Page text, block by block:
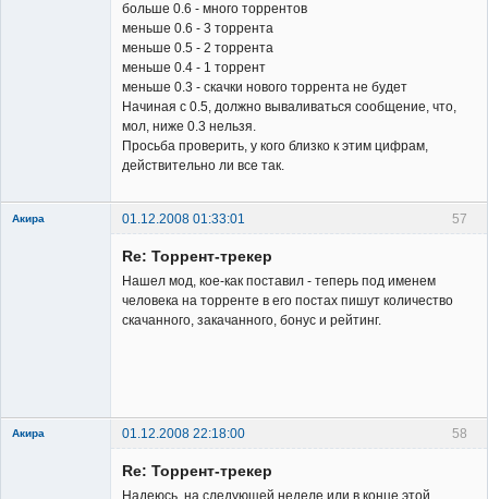
больше 0.6 - много торрентов
меньше 0.6 - 3 торрента
меньше 0.5 - 2 торрента
меньше 0.4 - 1 торрент
меньше 0.3 - скачки нового торрента не будет
Начиная с 0.5, должно вываливаться сообщение, что,
мол, ниже 0.3 нельзя.
Просьба проверить, у кого близко к этим цифрам,
действительно ли все так.
57
Акира 01.12.2008 01:33:01
Re: Торрент-трекер
Нашел мод, кое-как поставил - теперь под именем
человека на торренте в его постах пишут количество
скачанного, закачанного, бонус и рейтинг.
58
Акира 01.12.2008 22:18:00
Re: Торрент-трекер
Надеюсь, на следующей неделе или в конце этой